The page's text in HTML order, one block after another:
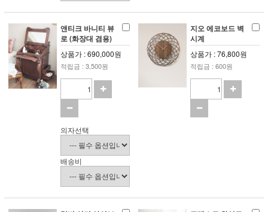
앤티크 바니티 뷰
로 (화장대 겸용)
상품가 : 690,000원
적립금 : 3,500원
의자선택
배송비
지오 에코보드 벽
시계
상품가 : 76,800원
적립금 : 600원